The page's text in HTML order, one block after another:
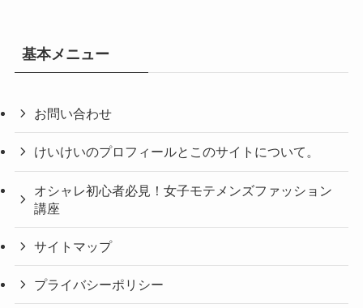
基本メニュー
お問い合わせ
けいけいのプロフィールとこのサイトについて。
オシャレ初心者必見！女子モテメンズファッション
講座
サイトマップ
プライバシーポリシー